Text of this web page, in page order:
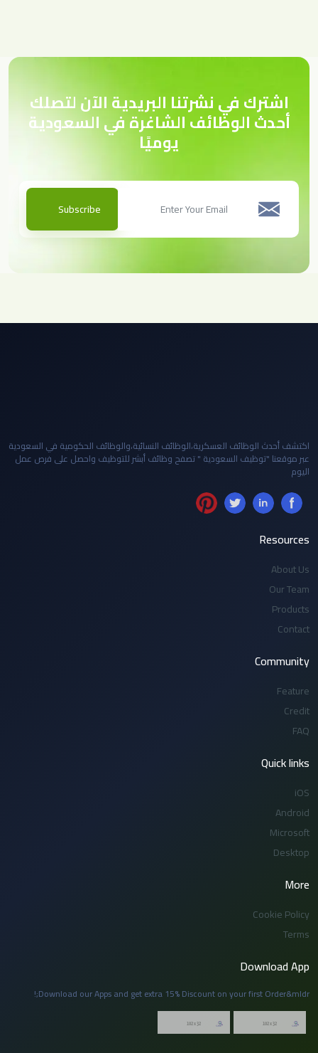
اشترك في نشرتنا البريدية الآن لتصلك
أحدث الوظائف الشاغرة في السعودية
يوميًا
Subscribe
اكتشف أحدث الوظائف العسكرية،الوظائف النسائية،والوظائف الحكومية في السعودية
عبر موقعنا "توظيف السعودية " تصفح وظائف أبشر للتوظيف واحصل على فرص عمل
اليوم
Resources
About Us
Our Team
Products
Contact
Community
Feature
Credit
FAQ
Quick links
iOS
Android
Microsoft
Desktop
More
Cookie Policy
Terms
Download App
Download our Apps and get extra 15% Discount on your first Order&mldr;!